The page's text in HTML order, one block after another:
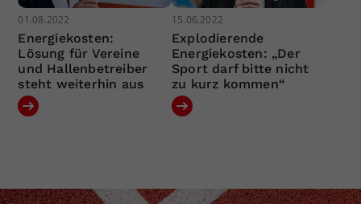
01.08.2022
Energiekosten:
Lösung für Vereine
und Hallenbetreiber
steht weiterhin aus
15.06.2022
Explodierende
Energiekosten: „Der
Sport darf bitte nicht
zu kurz kommen“